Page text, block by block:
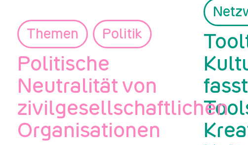
Themen Politik
Politische
Neutralität von
zivilgesellschaftlichen
Organisationen